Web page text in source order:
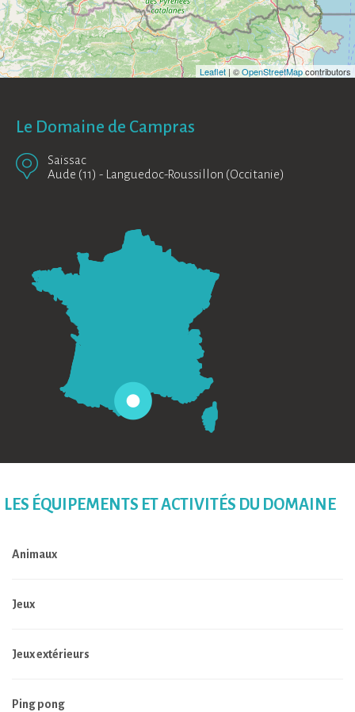
Leaflet | ©OpenStreetMapcontributors
Le Domaine de Campras
Saissac
Aude (11) - Languedoc-Roussillon (Occitanie)
LES ÉQUIPEMENTS ET ACTIVITÉS DU DOMAINE
Animaux
Jeux
Jeux extérieurs
Ping pong